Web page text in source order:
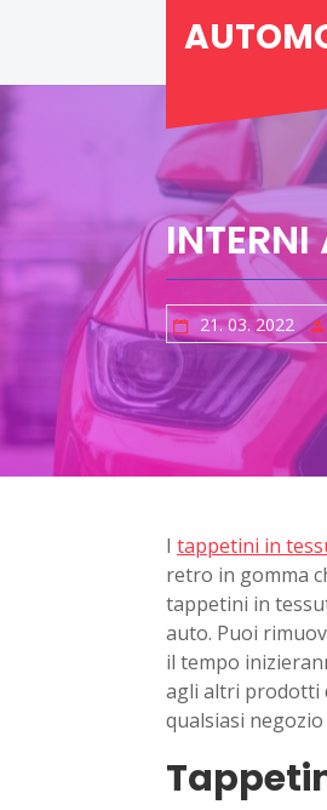
INTERNI
21. 03. 2022
I tappetini in
retro in gomma
tappetini in
auto. Puoi
il tempo
agli altri prodotti
qualsiasi